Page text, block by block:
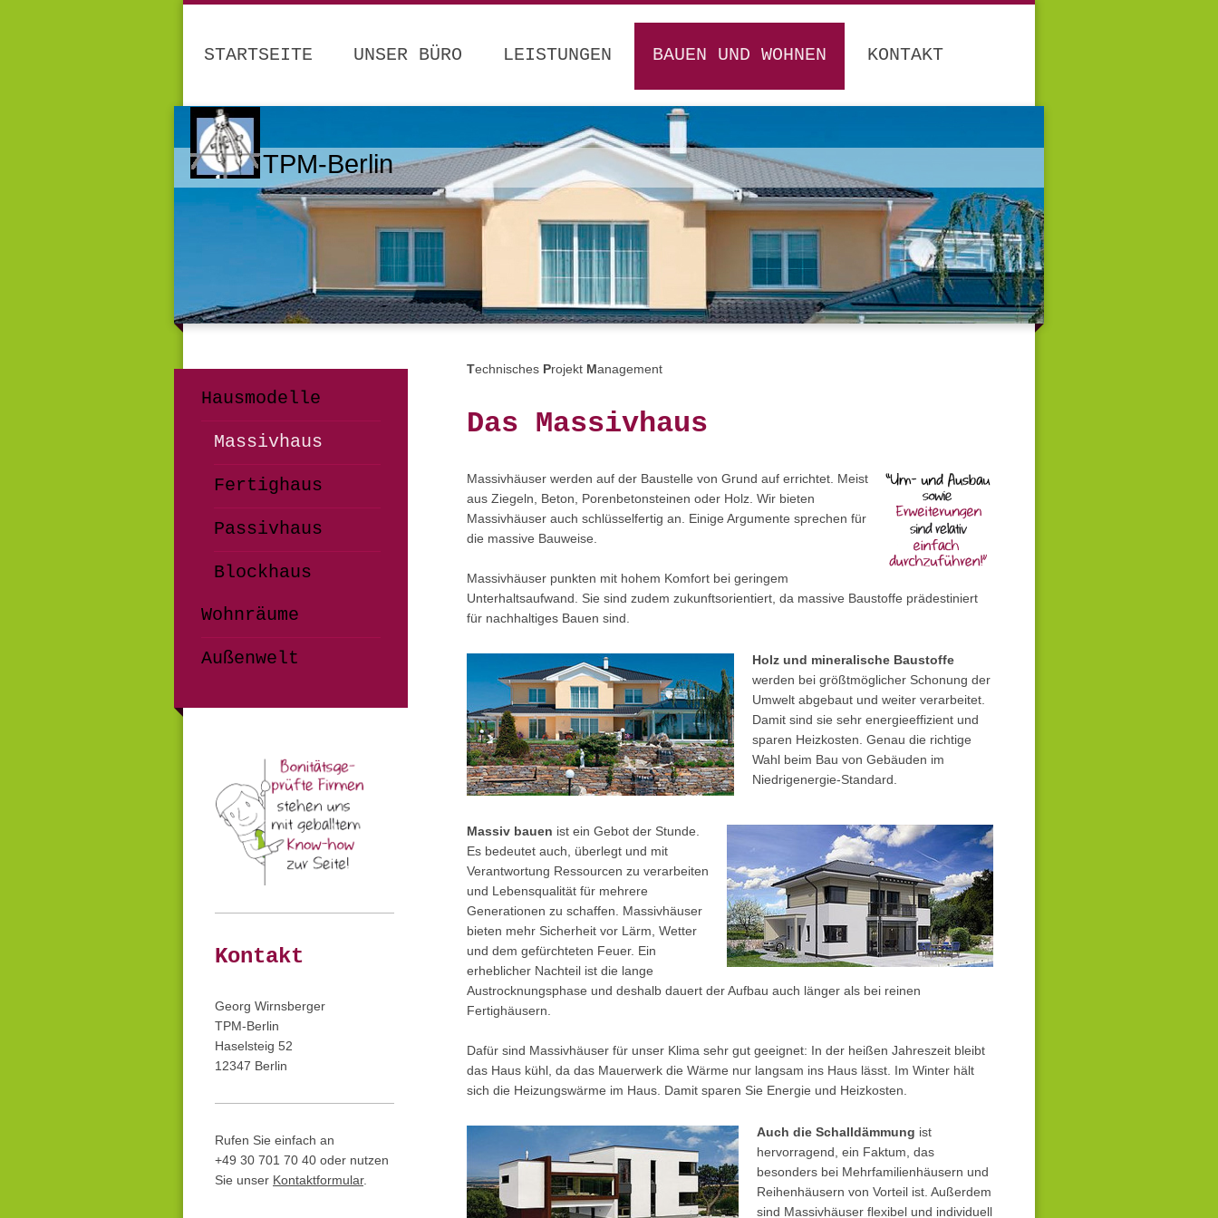
STARTSEITE UNSER BÜRO LEISTUNGEN BAUEN UND WOHNEN KONTAKT
TPM-Berlin
Technisches Projekt Management
Das Massivhaus
Massivhäuser werden auf der Baustelle von Grund auf errichtet. Meist
aus Ziegeln, Beton, Porenbetonsteinen oder Holz. Wir bieten
Massivhäuser auch schlüsselfertig an. Einige Argumente sprechen für
die massive Bauweise.
Massivhäuser punkten mit hohem Komfort bei geringem
Unterhaltsaufwand. Sie sind zudem zukunftsorientiert, da massive Baustoffe prädestiniert
für nachhaltiges Bauen sind.
Holz und mineralische Baustoffe
werden bei größtmöglicher Schonung der
Umwelt abgebaut und weiter verarbeitet.
Damit sind sie sehr energieeffizient und
sparen Heizkosten. Genau die richtige
Wahl beim Bau von Gebäuden im
Niedrigenergie-Standard.
Massiv bauen ist ein Gebot der Stunde.
Es bedeutet auch, überlegt und mit
Verantwortung Ressourcen zu verarbeiten
und Lebensqualität für mehrere
Generationen zu schaffen. Massivhäuser
bieten mehr Sicherheit vor Lärm, Wetter
und dem gefürchteten Feuer. Ein
erheblicher Nachteil ist die lange
Austrocknungsphase und deshalb dauert der Aufbau auch länger als bei reinen
Fertighäusern.
Dafür sind Massivhäuser für unser Klima sehr gut geeignet: In der heißen Jahreszeit bleibt
das Haus kühl, da das Mauerwerk die Wärme nur langsam ins Haus lässt. Im Winter hält
sich die Heizungswärme im Haus. Damit sparen Sie Energie und Heizkosten.
Auch die Schalldämmung ist
hervorragend, ein Faktum, das
besonders bei Mehrfamilienhäusern und
Reihenhäusern von Vorteil ist. Außerdem
sind Massivhäuser flexibel und individuell
Hausmodelle
Massivhaus
Fertighaus
Passivhaus
Blockhaus
Wohnräume
Außenwelt
Kontakt
Georg Wirnsberger
TPM-Berlin
Haselsteig 52
12347 Berlin
Rufen Sie einfach an
+49 30 701 70 40 oder nutzen
Sie unser Kontaktformular.